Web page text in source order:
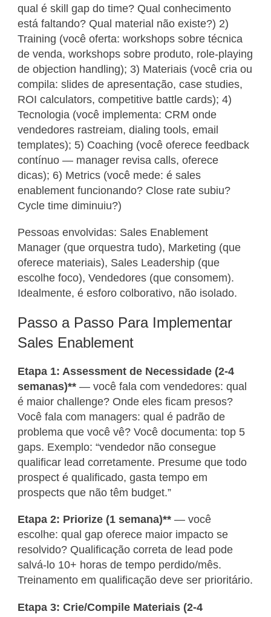
qual é skill gap do time? Qual conhecimento
está faltando? Qual material não existe?) 2)
Training (você oferta: workshops sobre técnica
de venda, workshops sobre produto, role-playing
de objection handling); 3) Materiais (você cria ou
compila: slides de apresentação, case studies,
ROI calculators, competitive battle cards); 4)
Tecnologia (você implementa: CRM onde
vendedores rastreiam, dialing tools, email
templates); 5) Coaching (você oferece feedback
contínuo — manager revisa calls, oferece
dicas); 6) Metrics (você mede: é sales
enablement funcionando? Close rate subiu?
Cycle time diminuiu?)
Pessoas envolvidas: Sales Enablement
Manager (que orquestra tudo), Marketing (que
oferece materiais), Sales Leadership (que
escolhe foco), Vendedores (que consomem).
Idealmente, é esforo colborativo, não isolado.
Passo a Passo Para Implementar
Sales Enablement
Etapa 1: Assessment de Necessidade (2-4
semanas)** — você fala com vendedores: qual
é maior challenge? Onde eles ficam presos?
Você fala com managers: qual é padrão de
problema que você vê? Você documenta: top 5
gaps. Exemplo: “vendedor não consegue
qualificar lead corretamente. Presume que todo
prospect é qualificado, gasta tempo em
prospects que não têm budget.”
Etapa 2: Priorize (1 semana)** — você
escolhe: qual gap oferece maior impacto se
resolvido? Qualificação correta de lead pode
salvá-lo 10+ horas de tempo perdido/mês.
Treinamento em qualificação deve ser prioritário.
Etapa 3: Crie/Compile Materiais (2-4